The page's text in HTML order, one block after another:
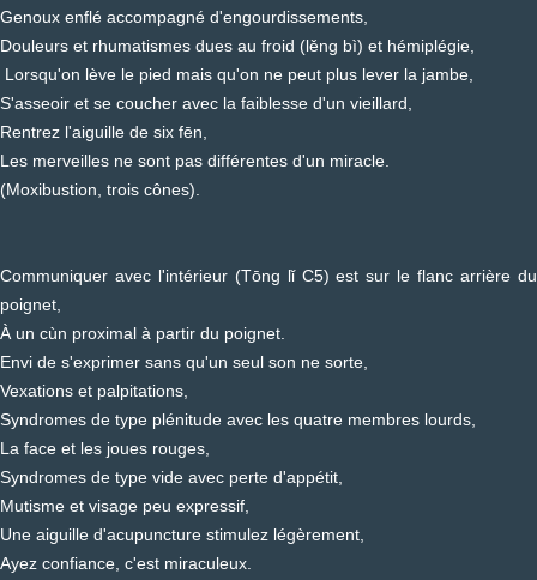
Genoux enflé accompagné d'engourdissements,
Douleurs et rhumatismes dues au froid (lěng bì) et hémiplégie,
Lorsqu'on lève le pied mais qu'on ne peut plus lever la jambe,
S'asseoir et se coucher avec la faiblesse d'un vieillard,
Rentrez l'aiguille de six fēn,
Les merveilles ne sont pas différentes d'un miracle.
(Moxibustion, trois cônes).
Communiquer avec l'intérieur (Tōng lǐ C5) est sur le flanc arrière du
poignet,
À un cùn proximal à partir du poignet.
Envi de s'exprimer sans qu'un seul son ne sorte,
Vexations et palpitations,
Syndromes de type plénitude avec les quatre membres lourds,
La face et les joues rouges,
Syndromes de type vide avec perte d'appétit,
Mutisme et visage peu expressif,
Une aiguille d'acupuncture stimulez légèrement,
Ayez confiance, c'est miraculeux.